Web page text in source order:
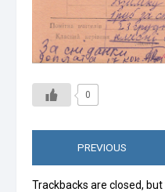
0
PREVIOUS
Trackbacks are closed,